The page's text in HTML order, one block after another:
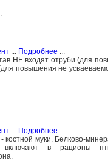
... Подробнее ...
НЕ входят отруби (для
повышения не
... Подробнее ...
костной муки. Белково-
включают в рационы